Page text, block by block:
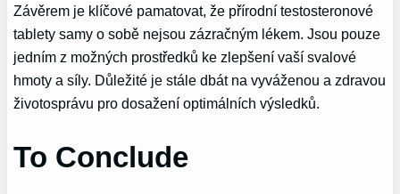
Závěrem je klíčové pamatovat, že přírodní testosteronové
tablety samy o sobě nejsou zázračným lékem. Jsou pouze
jedním z možných prostředků ke zlepšení vaší svalové
hmoty a síly. Důležité je stále dbát na vyváženou a zdravou
životosprávu pro dosažení optimálních výsledků.
To Conclude